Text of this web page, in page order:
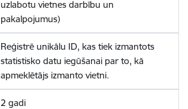
uzlabotu vietnes darbību un
pakalpojumus)
Reģistrē unikālu ID, kas tiek izmantots
statistisko datu iegūšanai par to, kā
apmeklētājs izmanto vietni.
2 gadi